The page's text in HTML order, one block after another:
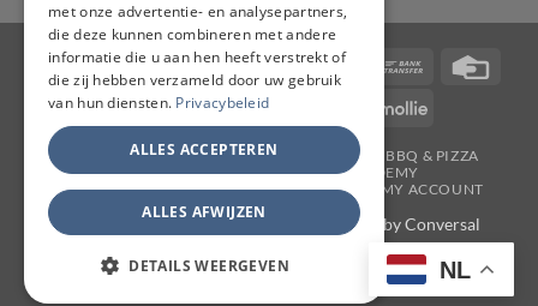
Visa PayPal Stripe MasterCardBancontactBank
IDeal Invoice Maestro Mollie
JAPANSE MESSEN SLIJPERIJ KOOKGEREI
BBQ & PIZZA
THERMOMIX
WORKSHOPS
ACADEMY
TAFELMESSEN & SCHOOLSETS
CONTACT MY ACCOUNT
Copyright 2026 © CHEF & KNIFE | Support byConversal
NL
met onze advertentie- en analysepartners,
die deze kunnen combineren met andere
informatie die u aan hen heeft verstrekt of
die zij hebben verzameld door uw gebruik
van hun diensten. Privacybeleid
ALLES ACCEPTEREN
ALLES AFWIJZEN
DETAILS WEERGEVEN